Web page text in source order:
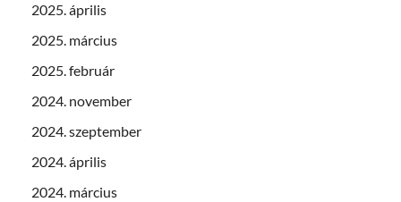
2025. április
2025. március
2025. február
2024. november
2024. szeptember
2024. április
2024. március